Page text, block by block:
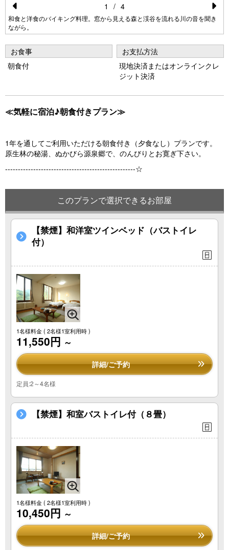
Pr
e
vi
o
s
和食と洋食のバイキング料理。窓から見える森と渓谷を流れる川の音を聞き
ながら。
N
e
xt
1 / 4
お食事
朝食付
お支払方法
現地決済またはオンラインクレ
ジット決済
≪気軽に宿泊♪朝食付きプラン≫
1年を通してご利用いただける朝食付き（夕食なし）プランです。
原生林の秘湯、ぬかびら源泉郷で、のんびりとお寛ぎ下さい。
---------------------------------------------------☆
このプランで選択できるお部屋
【禁煙】和洋室ツインベッド（バストイレ
付）
1名様料金( 2名様1室利用時 )
11,550円 ～
詳細/ご予約
定員:2～4名様
【禁煙】和室バストイレ付（８畳）
1名様料金( 2名様1室利用時 )
10,450円 ～
詳細/ご予約